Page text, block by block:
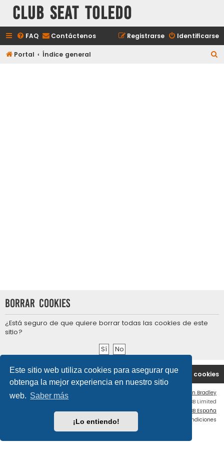
Este sitio web utiliza cookies para asegurar que
obtenga la mejor experiencia en nuestro sitio
web. Saber más
¡Lo entiendo!
Club Seat Toledo
FAQ Contáctenos Identificarse
Registrarse
Portal Índice general
Borrar cookies
¿Está seguro de que quiere borrar todas las cookies de este
sitio?
Portal Índice general Borrar cookies
Contáctenos
Ian Bradley
Desarrollado por
® Forum Software © phpBB Limited
Traducción al español por
phpBB España
Condiciones